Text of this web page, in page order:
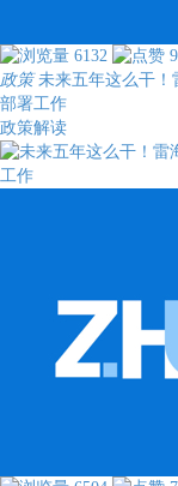
6132
政策未来五年这么干！
部署工作
政策解读